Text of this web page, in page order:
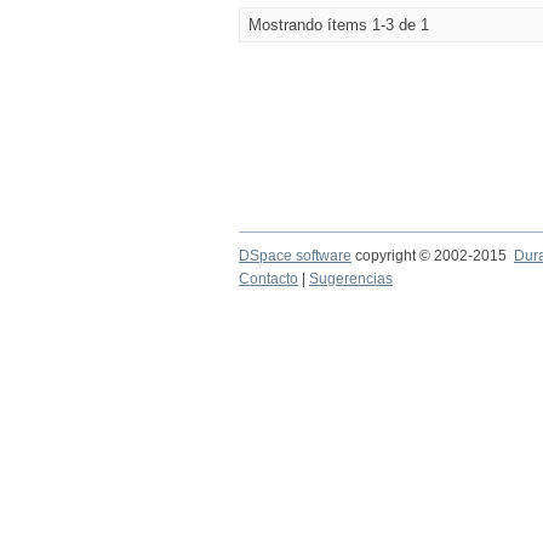
Mostrando ítems 1-3 de 1
DSpace software copyright © 2002-2015
Contacto
Sugerencias